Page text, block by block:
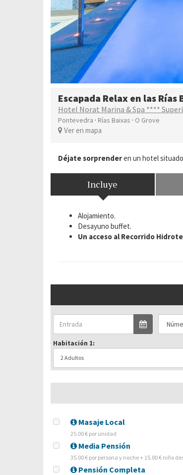
Escapada Relax en las Rías
Hotel Norat Marina & Spa ****
Pontevedra · Rías Baixas · O Grove
Ver en mapa
Déjate sorprenderen un hotel
Incluye
Alojamiento.
Desayuno buffet.
Un acceso al Recorrido
Habitación 1:
Masaje Local
25.00 € por unidad
Media Pensión
35.00 € por persona y noche + 15.00 € niño
Pensión Completa